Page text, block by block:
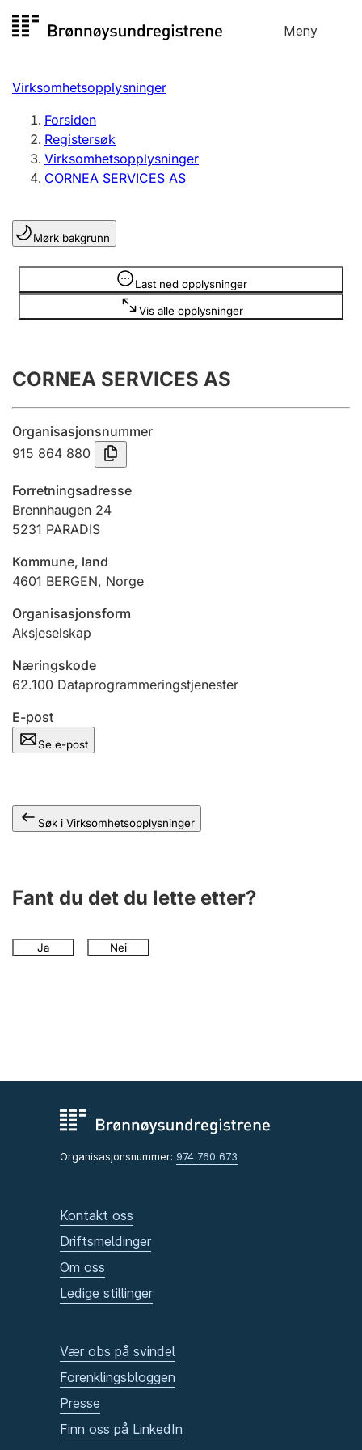
til
Meny
Registersøk
Aksjeselskap
Enkeltpersonforetak
Registrere, endre, slette
Lag og forening
Registrere, endre, slette
Årsregnskap
Innsending og forsinkelsesgebyr
Tinglysing
Jeger
Ektepaktveileder
Offentlig sektor
Andre tema
Virksomhetsopplysninger
Forsiden
Registersøk
Virksomhetsopplysninger
CORNEA SERVICES AS
Mørk bakgrunn
Last ned opplysninger
Vis alle opplysninger
Opplysninger er skjult
CORNEA SERVICES AS
Organisasjonsnummer
915 864 880
Forretningsadresse
Brennhaugen 24
5231 PARADIS
Kommune, land
4601 BERGEN, Norge
Organisasjonsform
Aksjeselskap
Næringskode
62.100 Dataprogrammeringstjenester
E-post
Se e-post
Søk i Virksomhetsopplysninger
Fant du det du lette etter?
Ja Nei
Organisasjonsnummer: 974 760 673
Kontakt oss
Driftsmeldinger
Om oss
Ledige stillinger
Vær obs på svindel
Forenklingsbloggen
Presse
Finn oss på LinkedIn